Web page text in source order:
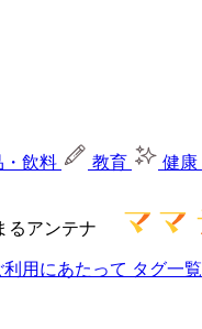
・飲料 教育 健康
るアンテナ
利用にあたって タグ一覧